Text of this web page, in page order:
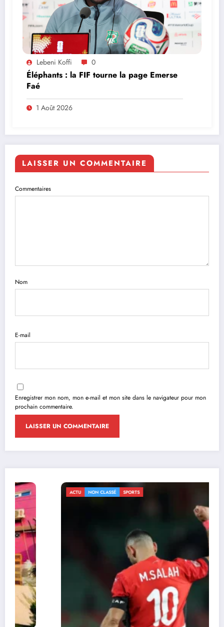
Lebeni Koffi 0
Éléphants : la FIF tourne la page Emerse
Faé
1 Août 2026
LAISSER UN COMMENTAIRE
Commentaires
Nom
E-mail
Enregistrer mon nom, mon e-mail et mon site dans le navigateur pour mon
prochain commentaire.
ACTU NON CLASSÉ SPORTS